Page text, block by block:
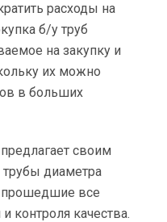
расходы на
б/у труб
на закупку и
их можно
в больших
своим
диаметра
прошедшие все
контроля качества.